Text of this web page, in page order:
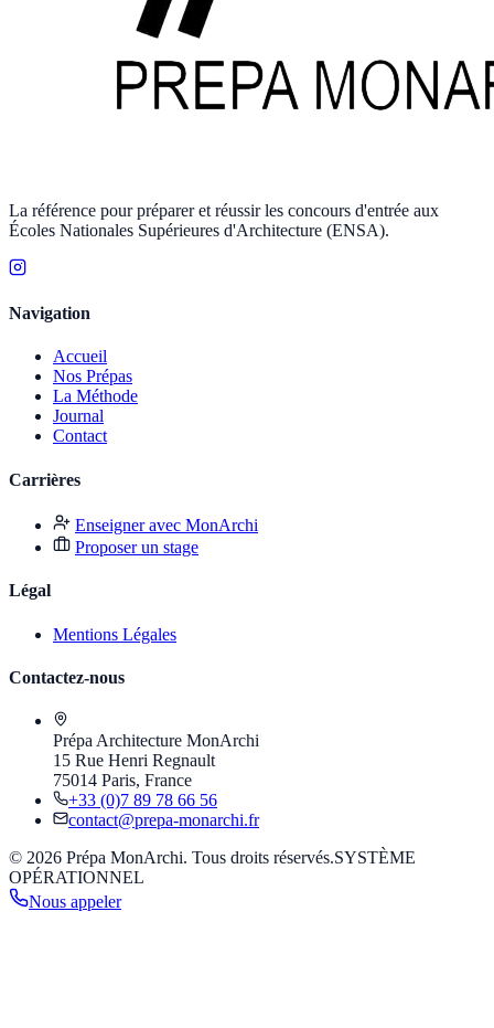
La référence pour préparer et réussir les concours d'entrée aux
Écoles Nationales Supérieures d'Architecture (ENSA).
Navigation
Accueil
Nos Prépas
La Méthode
Journal
Contact
Carrières
Enseigner avec MonArchi
Proposer un stage
Légal
Mentions Légales
Contactez-nous
Prépa Architecture MonArchi
15 Rue Henri Regnault
75014 Paris, France
+33 (0)7 89 78 66 56
contact@prepa-monarchi.fr
© 2026 Prépa MonArchi. Tous droits réservés.SYSTÈME
OPÉRATIONNEL
Nous appeler